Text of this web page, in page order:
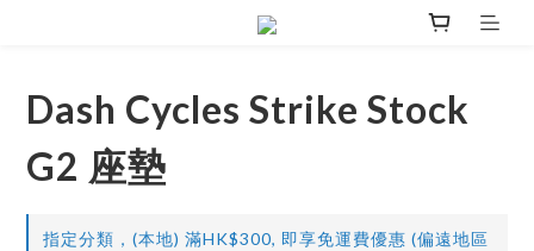
Dash Cycles Strike Stock
G2 座墊
指定分類，(本地) 滿HK$300, 即享免運費優惠 (偏遠地區